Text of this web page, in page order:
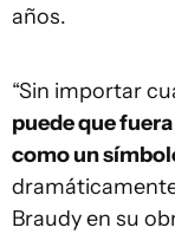
años.
“Sin importar
puede que
como un
Braudy en su